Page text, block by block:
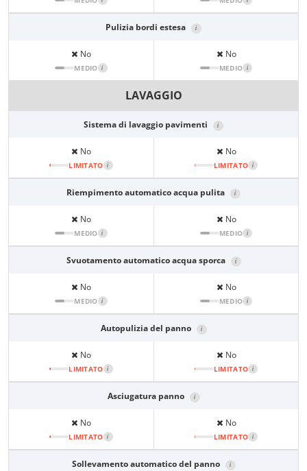
Pulizia bordi estesa i
No
MEDIO i
No
MEDIO i
LAVAGGIO
Sistema di lavaggio pavimenti i
No
LIMITATO i
No
LIMITATO i
Riempimento automatico acqua pulita i
No
MEDIO i
No
MEDIO i
Svuotamento automatico acqua sporca i
No
MEDIO i
No
MEDIO i
Autopulizia del panno i
No
LIMITATO i
No
LIMITATO i
Asciugatura panno i
No
LIMITATO i
No
LIMITATO i
Sollevamento automatico del panno i